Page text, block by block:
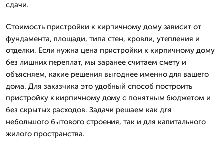
сдачи.
Стоимость пристройки к кирпичному дому зависит от
фундамента, площади, типа стен, кровли, утепления и
отделки. Если нужна цена пристройки к кирпичному дому
без лишних переплат, мы заранее считаем смету и
объясняем, какие решения выгоднее именно для вашего
дома. Для заказчика это удобный способ построить
пристройку к кирпичному дому с понятным бюджетом и
без скрытых расходов. Задачи решаем как для
небольшого бытового строения, так и для капитального
жилого пространства.